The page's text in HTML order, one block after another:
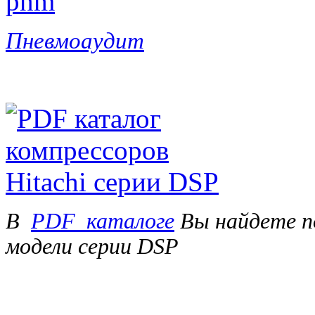
Пневмоаудит
В PDF_каталоге Вы найдете
модели серии DSP